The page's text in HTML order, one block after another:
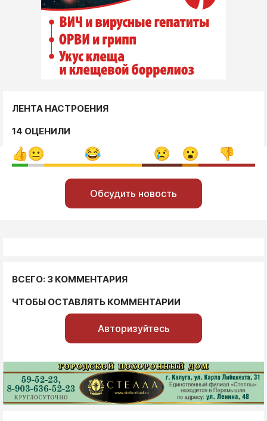
ЛЕНТА НАСТРОЕНИЯ
14 ОЦЕНИЛИ
Обсудить новость
ВСЕГО: 3 КОММЕНТАРИЯ
ЧТОБЫ ОСТАВЛЯТЬ КОММЕНТАРИИ
Авторизуйтесь